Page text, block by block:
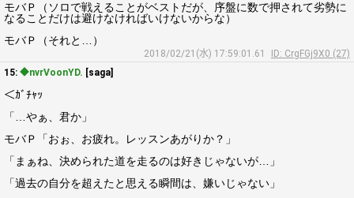
モバＰ（ソロで戦えることがベストだが、序盤に数で押されて劣勢に
なることだけは避けなければいけないからな）
モバＰ（それと…）
2018/02/21(水) 17:59:01.61
ID: CrgFGj9X0 (27)
15: ◆nvrVoonYD. [saga]
＜ｶﾞﾁｬｯ
「…やぁ、君か」
モバＰ「おぉ、お疲れ。レッスンあがりか？」
「まぁね、決められた道を走るのは好きじゃないが…」
「過去の自分を超えたと思える瞬間は、嫌いじゃない」